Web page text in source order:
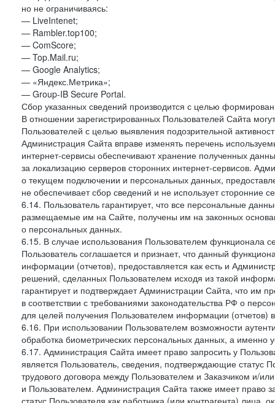
но не ограничиваясь:
— LiveIntenet;
— Rambler.top100;
— ComScore;
— Top.Mail.ru;
— Google Analytics;
— «Яндекс.Метрика»;
— Group-IB Secure Portal.
Сбор указанных сведений производится с целью
В отношении зарегистрированных Пользователей Сайта
Пользователей с целью выявления подозрительной
Администрация Сайта вправе изменять перечень
интернет-сервисы обеспечивают хранение полученных
за локализацию серверов сторонних интернет-сервисов.
о текущем подключении и персональных данных,
не обеспечивает сбор сведений и не использует
6.14. Пользователь гарантирует, что все персональные
размещаемые им на Сайте, получены им на законных
о персональных данных.
6.15. В случае использования Пользователем функционала
Пользователь соглашается и признает, что данный
информации (отчетов), предоставляется как есть и
решений, сделанных Пользователем исходя из такой
гарантирует и подтверждает Администрации Сайта, что им
в соответствии с требованиями законодательства РФ о
для целей получения Пользователем информации (отчетов)
6.16. При использовании Пользователем возможности
обработка биометрических персональных данных, а именно
6.17. Администрация Сайта имеет право запросить у
является Пользователь, сведения, подтверждающие статус
трудового договора между Пользователем и Заказчиком и/
и Пользователем. Администрация Сайта также имеет право
статус Пользователя как работника (или контрагента)